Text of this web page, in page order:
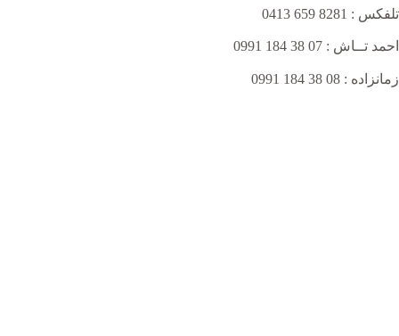
تلفکس : 8281 659 0413
احمد تــاش : 07 38 184 0991
زمانزاده : 08 38 184 0991